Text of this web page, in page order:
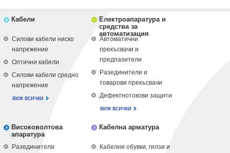
Кабели
Силови кабели ниско
напрежение
Оптични кабели
Силови кабели средно
напрежение
виж всички
Електроапаратура и
средства за
автоматизация
Автоматични
прекъсвачи и
предпазители
Разединители и
товарови прекъсвачи
Дефектнотокови защити
виж всички
Високоволтова
апаратура
Разединители
Кабелна арматура
Кабелни обувки, гилзи и